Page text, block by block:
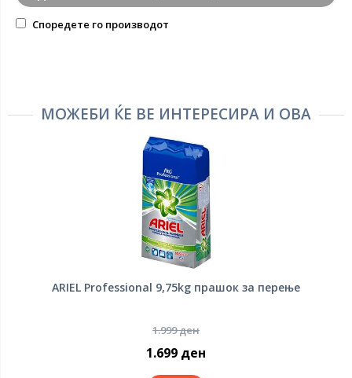
Споредете го производот
МОЖЕБИ ЌЕ ВЕ ИНТЕРЕСИРА И ОВА
ARIEL Professional 9,75kg прашок за перење
1.999 ден
1.699 ден